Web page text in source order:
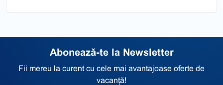
Abonează-te la Newsletter
Fii mereu la curent cu cele mai avantajoase oferte de
vacanță!